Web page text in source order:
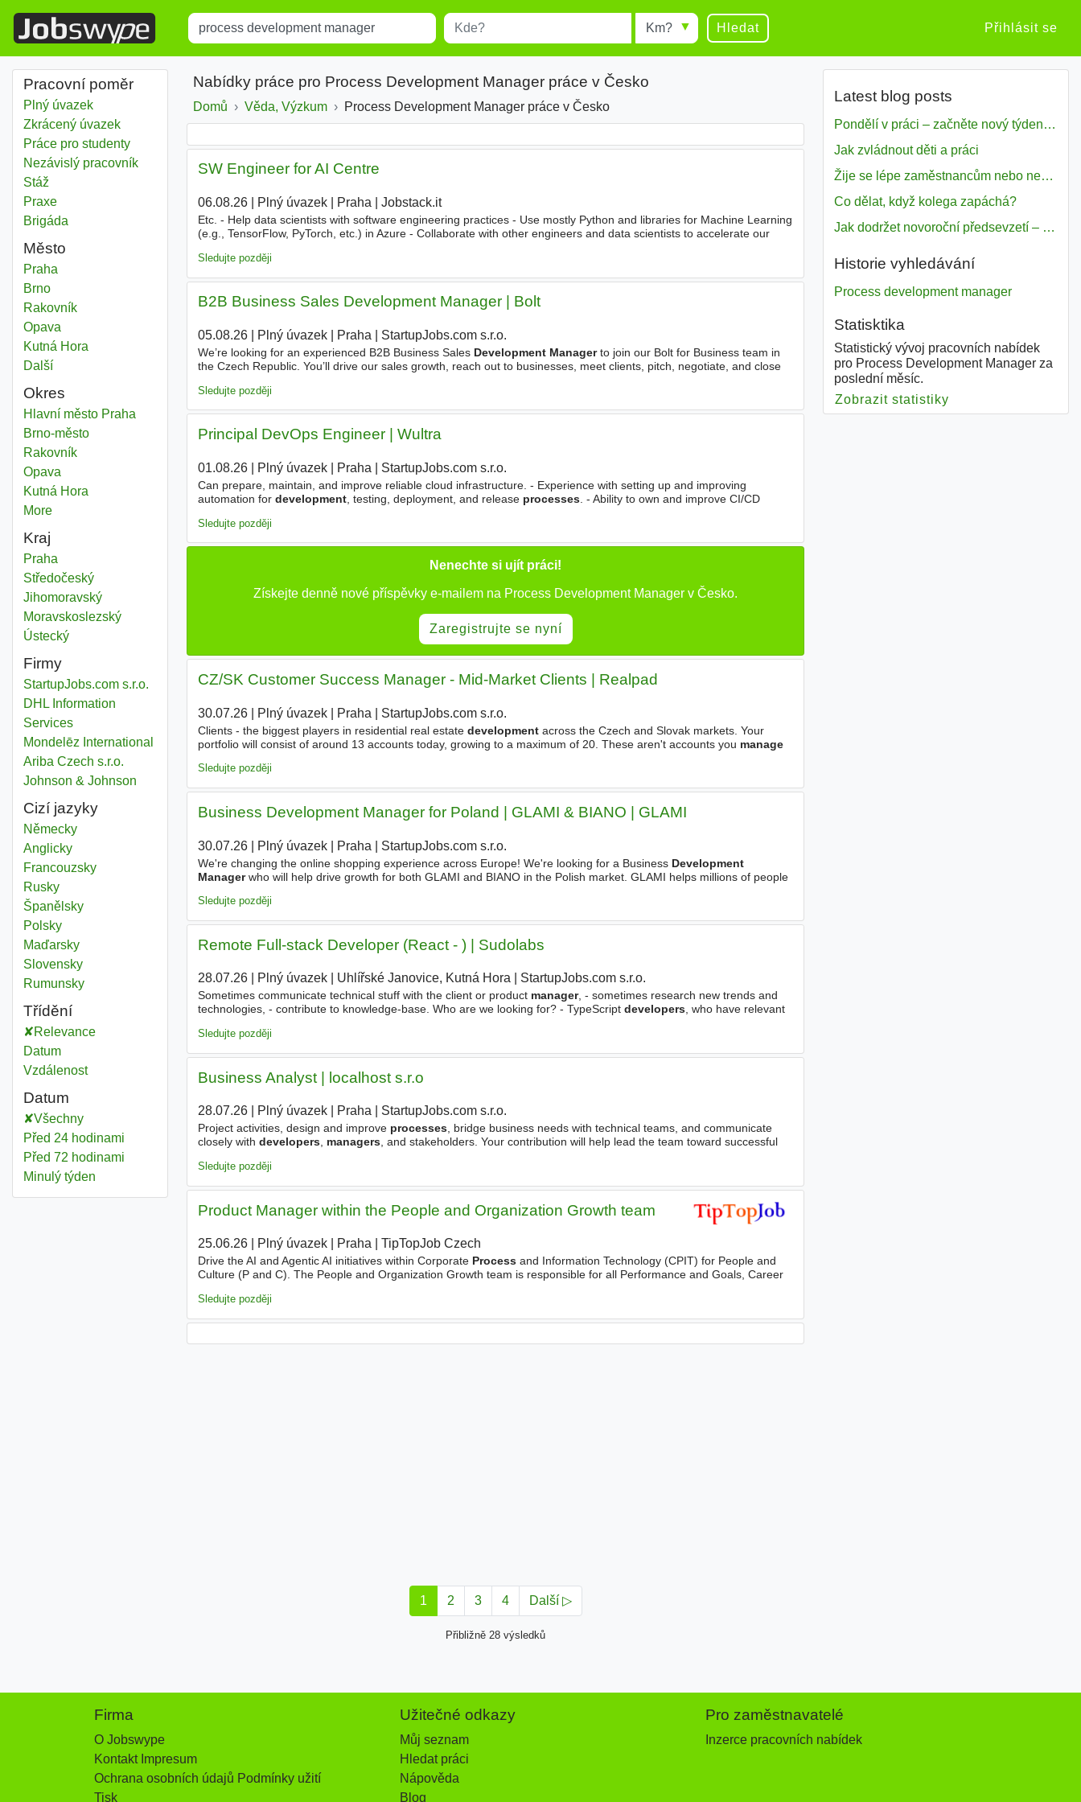
Title Místo Radius Hledat Přihlásit se
Pracovní poměr
Plný úvazek
Zkrácený úvazek
Práce pro studenty
Nezávislý pracovník
Stáž
Praxe
Brigáda
Město
Process development manager
Praha
Process development manager
Brno
Process development manager
Rakovník
Process development manager
Opava
Process development manager
Kutná Hora
Dalšíměsta
Okres
Process development manager
Hlavní město Praha
Process development manager
Brno-městoOkres
Process development manager
RakovníkOkres
Process development manager
Opava
Process development manager
Kutná Hora
Moredistricts
Kraj
Process development manager
Praha
Process development manager
StředočeskýKraj
Process development manager
JihomoravskýKraj
Process development manager
MoravskoslezskýKraj
Process development manager
ÚsteckýKraj
Firmy
StartupJobs.com s.r.o.
DHL Information
Services
Mondelēz International
Ariba Czech s.r.o.
Johnson & Johnson
Cizí jazyky
Německy
Anglicky
Francouzsky
Rusky
Španělsky
Polsky
Maďarsky
Slovensky
Rumunsky
Třídění
Relevance
Datum
Vzdálenost
Datum
Všechny
Před 24 hodinami
Před 72 hodinami
Minulý týden
Nabídky práce pro Process Development Manager práce v Česko
Domů Věda, Výzkum Process Development Manager práce v Česko
SW Engineer for AI Centre
06.08.26| Plný úvazek| Praha Jobstack.it
Etc. - Help data scientists with software engineering practices - Use mostly Python and libraries for Machine Learning
(e.g., TensorFlow, PyTorch, etc.) in Azure - Collaborate with other engineers and data scientists to accelerate our
Sledujte později
B2B Business Sales Development Manager | Bolt
05.08.26| Plný úvazek| Praha StartupJobs.com s.r.o.
We’re looking for an experienced B2B Business Sales Development Managerto join our Bolt for Business team in
the Czech Republic. You’ll drive our sales growth, reach out to businesses, meet clients, pitch, negotiate, and close
Sledujte později
Principal DevOps Engineer | Wultra
01.08.26| Plný úvazek| Praha StartupJobs.com s.r.o.
Can prepare, maintain, and improve reliable cloud infrastructure. - Experience with setting up and improving
automation for development, testing, deployment, and release processes. - Ability to own and improve CI/CD
Sledujte později
Nenechte si ujít práci!
Získejte denně nové příspěvky e-mailem na Process Development Manager v Česko.
Zaregistrujte se nyní
CZ/SK Customer Success Manager - Mid-Market Clients | Realpad
30.07.26| Plný úvazek| Praha StartupJobs.com s.r.o.
Clients - the biggest players in residential real estate developmentacross the Czech and Slovak markets. Your
portfolio will consist of around 13 accounts today, growing to a maximum of 20. These aren't accounts you manage
Sledujte později
Business Development Manager for Poland | GLAMI & BIANO | GLAMI
30.07.26| Plný úvazek| Praha StartupJobs.com s.r.o.
We're changing the online shopping experience across Europe! We're looking for a Business Development
Managerwho will help drive growth for both GLAMI and BIANO in the Polish market. GLAMI helps millions of people
Sledujte později
Remote Full-stack Developer (React - ) | Sudolabs
28.07.26| Plný úvazek| Uhlířské Janovice, Kutná Hora| StartupJobs.com s.r.o.
Sometimes communicate technical stuff with the client or product manager, - sometimes research new trends and
technologies, - contribute to knowledge-base. Who are we looking for? - TypeScript developers, who have relevant
Sledujte později
Business Analyst | localhost s.r.o
28.07.26| Plný úvazek| Praha| StartupJobs.com s.r.o.
Project activities, design and improve processes, bridge business needs with technical teams, and communicate
closely with developers, managers, and stakeholders. Your contribution will help lead the team toward successful
Sledujte později
Product Manager within the People and Organization Growth team
25.06.26| Plný úvazek| Praha TipTopJob Czech
Drive the AI and Agentic AI initiatives within Corporate Processand Information Technology (CPIT) for People and
Culture (P and C). The People and Organization Growth team is responsible for all Performance and Goals, Career
Sledujte později
1 2 3 4 Další ▷
Přibližně 28 výsledků
Latest blog posts
Pondělí v práci – začněte nový týden s motivací
Jak zvládnout děti a práci
Žije se lépe zaměstnancům nebo nezavislým pracovníkům
Co dělat, když kolega zapáchá?
Jak dodržet novoroční předsevzetí – naše tipy pro dobrý začátek roku 2018
Historie vyhledávání
Process development manager
Statisktika
Statistický vývoj pracovních nabídek
pro Process Development Manager za
poslední měsíc.
Zobrazit statistiky
Firma
O Jobswype
Kontakt Impresum
Ochrana osobních údajů Podmínky užití
Tisk
Užitečné odkazy
Můj seznam
Hledat práci
Nápověda
Blog
Pro zaměstnavatelé
Inzerce pracovních nabídek